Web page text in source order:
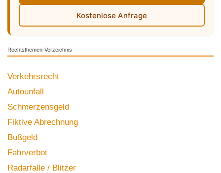
Kostenlose Anfrage
Rechtsthemen-Verzeichnis
Verkehrsrecht
Autounfall
Schmerzensgeld
Fiktive Abrechnung
Bußgeld
Fahrverbot
Radarfalle / Blitzer